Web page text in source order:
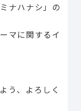
ナハナシ」の
マに関するイ
う、よろしく